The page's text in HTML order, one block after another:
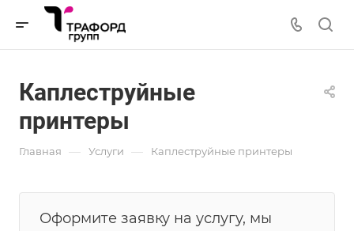
Каплеструйные
принтеры
Главная — Услуги — Каплеструйные принтеры
Оформите заявку на услугу, мы